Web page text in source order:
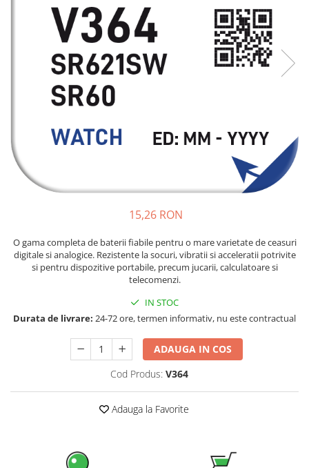
Incarcatoare acumulatori
Panouri fotovoltaice si accesorii
Panouri fotovoltaice
Sisteme prindere panouri
fotovoltaice
Accesorii
Invertoare Hibrid
Invertoare On-grid
Invertoare Off-grid
PWM
Convertoare de tensiune
Sisteme de stocare energie
Pachete complete stocare energie
Sisteme de Stocare Comerciale
Sisteme fotovoltaice complete
mica (rulota/caravan/case de
Sisteme fotovoltaice profesionale
Statii de incarcare vehicule
15,26 RON
O gama completa de baterii fiabile pentru o mare varietate de ceasuri
digitale si analogice. Rezistente la socuri, vibratii si acceleratii potrivite
si pentru dispozitive portabile, precum jucarii, calculatoare si
telecomenzi.
IN STOC
Durata de livrare: 24-72 ore, termen informativ, nu este contractual
ADAUGA IN COS
Cod Produs: V364
Adauga la Favorite